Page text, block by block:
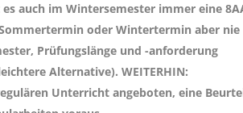
auch im Wintersemester immer eine
oder Wintertermin aber nie
Prüfungslänge und -anforderung
Alternative). WEITERHIN:
Unterricht angeboten, eine